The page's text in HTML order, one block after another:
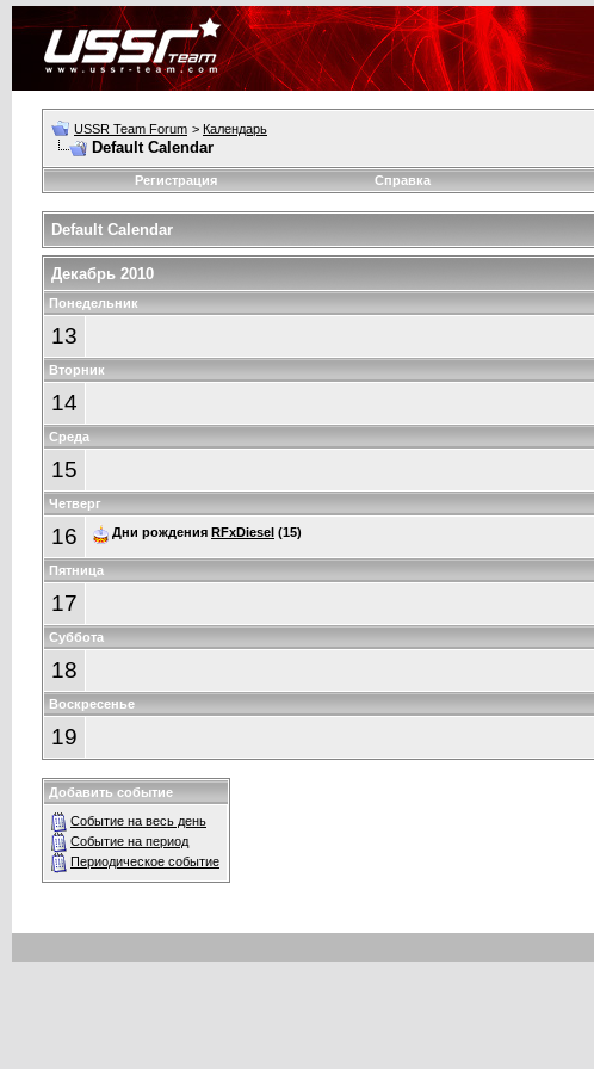
USSR Team Forum > Календарь
Default Calendar
Регистрация
Справка
Default Calendar
Декабрь 2010
Понедельник
13
Вторник
14
Среда
15
Четверг
16 Дни рождения RFxDiesel (15)
Пятница
17
Суббота
18
Воскресенье
19
Добавить событие
Событие на весь день
Событие на период
Периодическое событие